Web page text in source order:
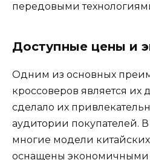
передовыми
Доступные цены и
Одним из основных
кроссоверов является их
сделало их
аудитории покупателей.
многие модели
оснащены экономичными